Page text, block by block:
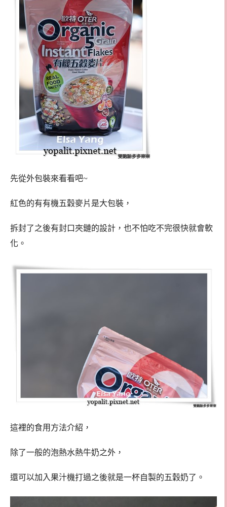
先從外包裝來看看吧~
紅色的有有機五穀麥片是大包裝，
拆封了之後有封口夾鏈的設計，也不怕吃不完很快就會軟
化。
這裡的食用方法介紹，
除了一般的泡熱水熱牛奶之外，
還可以加入果汁機打過之後就是一杯自製的五穀奶了。